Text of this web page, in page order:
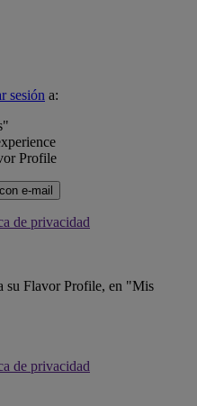
sesión a:
Profile
e-mail
de privacidad
su Flavor Profile, en "Mis
de privacidad